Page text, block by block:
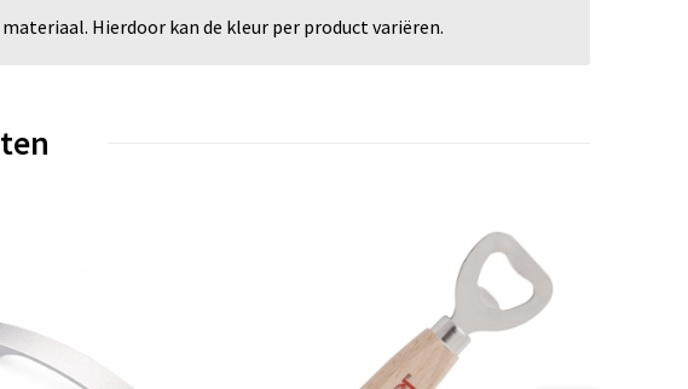
Hierdoor kan de kleur per product variëren.